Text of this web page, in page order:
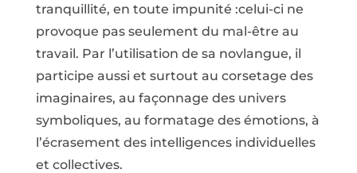
tranquillité, en toute impunité :celui-ci ne
provoque pas seulement du mal-être au
travail. Par l’utilisation de sa novlangue, il
participe aussi et surtout au corsetage des
imaginaires, au façonnage des univers
symboliques, au formatage des émotions, à
l’écrasement des intelligences individuelles
et collectives.